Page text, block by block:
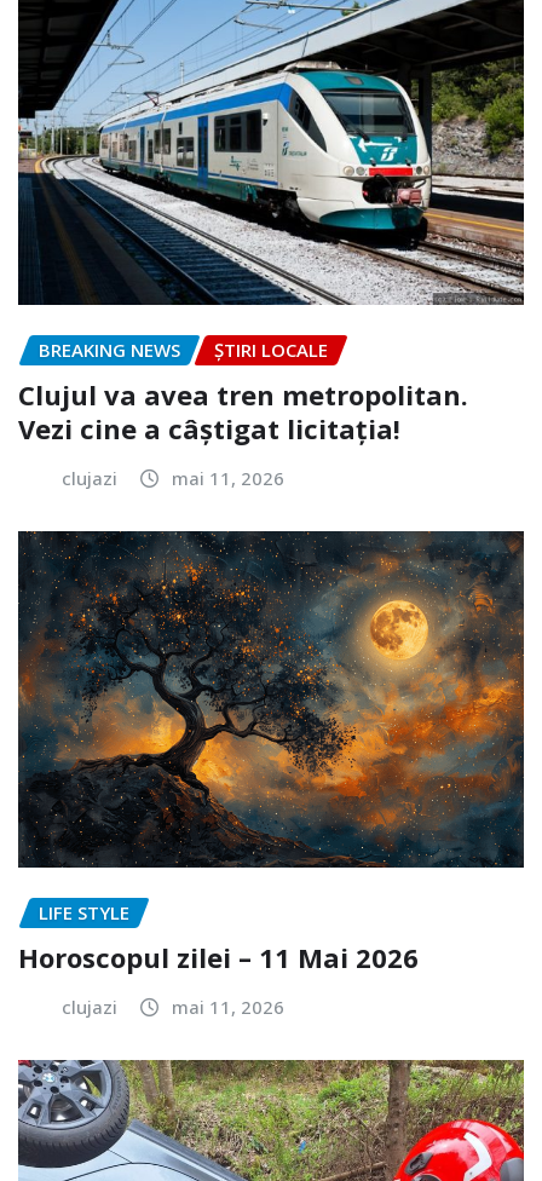
BREAKING NEWS ȘTIRI LOCALE
Clujul va avea tren metropolitan.
Vezi cine a câștigat licitația!
clujazi mai 11, 2026
LIFE STYLE
Horoscopul zilei – 11 Mai 2026
clujazi mai 11, 2026